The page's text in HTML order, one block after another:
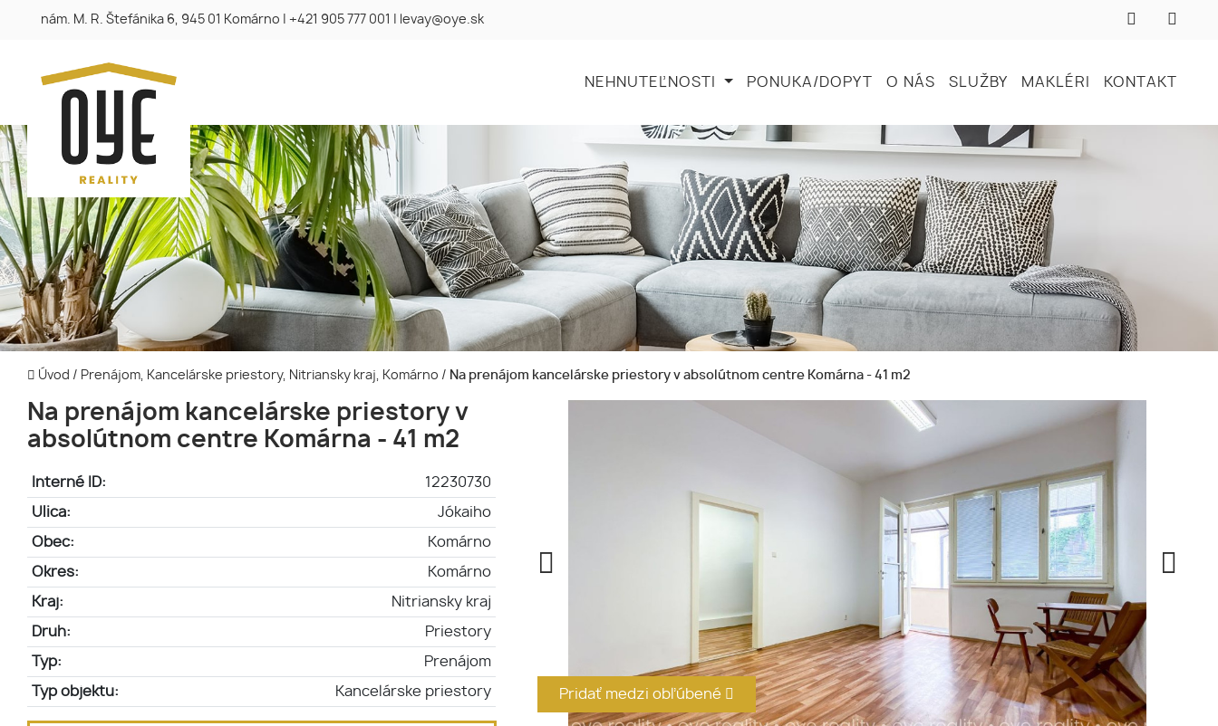
nám. M. R. Štefánika 6, 945 01 Komárno +421 905 777 001 levay@oye.sk
NEHNUTEĽNOSTI PONUKA/DOPYT O NÁS SLUŽBY MAKLÉRI KONTAKT
Úvod / Prenájom, Kancelárske priestory, Nitriansky kraj, Komárno / Na prenájom kancelárske priestory v absolútnom centre Komárna - 41 m2
Na prenájom kancelárske priestory v
absolútnom centre Komárna - 41 m2
Interné ID: 12230730
Ulica: Jókaiho
Obec: Komárno
Okres: Komárno
Kraj: Nitriansky kraj
Druh: Priestory
Typ: Prenájom
Typ objektu: Kancelárske priestory Pridať medzi obľúbené